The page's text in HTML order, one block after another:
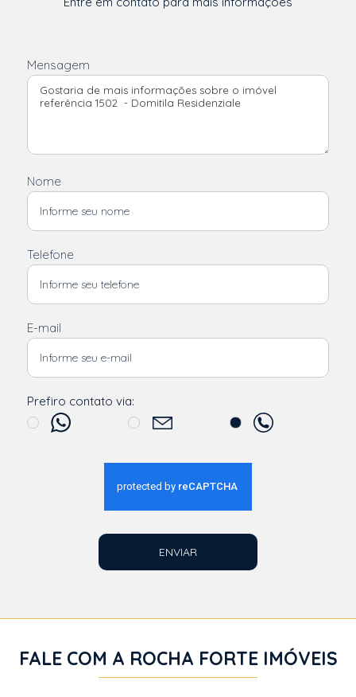
Mensagem
Nome
Telefone
E-mail
Prefiro contato via:
ENVIAR
FALE COM A ROCHA FORTE IMÓVEIS